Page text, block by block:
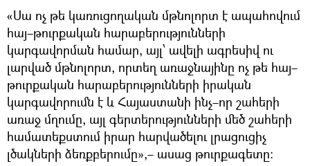
«Սա ոչ թե կառուցողական մթնոլորտ է ապահովում
հայ–թուրքական հարաբերությունների
կարգավորման համար, այլ՝ ավելի ագրեսիվ ու
լարված մթնոլորտ, որտեղ առաջնայինը ոչ թե հայ–
թուրքական հարաբերությունների իրական
կարգավորումն է և Հայաստանի ինչ–որ շահերի
առաջ մղումը, այլ գերտերությունների մեծ շահերի
համատեքստում իրար հարվածելու լրացուցիչ
լծակների ձեռքբերումը»,– ասաց թուրքագետը։